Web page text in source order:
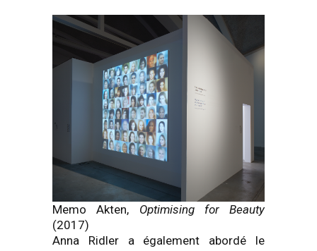
Memo Akten, Optimising for Beauty
(2017)
Anna Ridler a également abordé le